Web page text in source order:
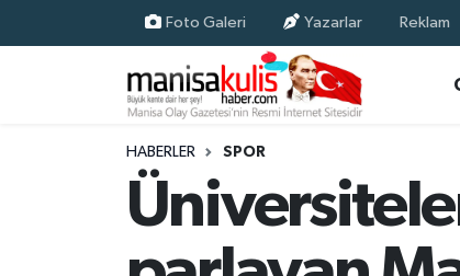
Foto Galeri Yazarlar Reklam
HABERLER SPOR
Yunusemre Nöbetçi Eczaneler
Yunusemre Trafik Yoğunluk Haritası
Süper Lig Puan Durumu ve Fikstür